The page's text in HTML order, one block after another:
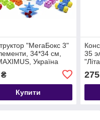
"МегаБокс 3"
34*34 см,
Україна
Купити
35
275